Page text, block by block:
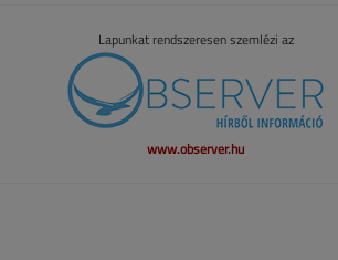
Lapunkat rendszeresen szemlézi az
www.observer.hu